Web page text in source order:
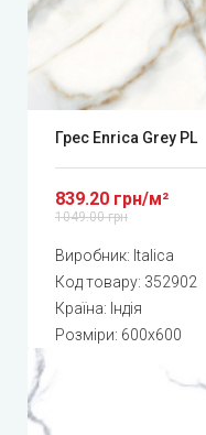
Грес Enrica Grey PL
839.20 грн/м²
1049.00 грн
Виробник: Italica
Код товару: 352902
Країна: Індія
Розміри: 600x600